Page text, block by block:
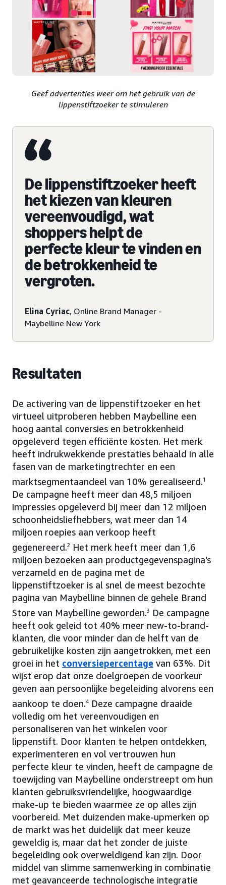
Geef advertenties weer om het gebruik van de
lippenstiftzoeker te stimuleren
De lippenstiftzoeker heeft
het kiezen van kleuren
vereenvoudigd, wat
shoppers helpt de
perfecte kleur te vinden en
de betrokkenheid te
vergroten.
Elina Cyriac, Online Brand Manager -
Maybelline New York
Resultaten
De activering van de lippenstiftzoeker en het
virtueel uitproberen hebben Maybelline een
hoog aantal conversies en betrokkenheid
opgeleverd tegen efficiënte kosten. Het merk
heeft indrukwekkende prestaties behaald in alle
fasen van de marketingtrechter en een
marktsegmentaandeel van 10% gerealiseerd.1
De campagne heeft meer dan 48,5 miljoen
impressies opgeleverd bij meer dan 12 miljoen
schoonheidsliefhebbers, wat meer dan 14
miljoen roepies aan verkoop heeft
gegenereerd.2
Het merk heeft meer dan 1,6
miljoen bezoeken aan productgegevenspagina's
verzameld en de pagina met de
lippenstiftzoeker is al snel de meest bezochte
pagina van Maybelline binnen de gehele Brand
Store van Maybelline geworden.3
De campagne
heeft ook geleid tot 40% meer new-to-brand-
klanten, die voor minder dan de helft van de
gebruikelijke kosten zijn aangetrokken, met een
groei in het conversiepercentage van 63%. Dit
wijst erop dat onze doelgroepen de voorkeur
geven aan persoonlijke begeleiding alvorens een
aankoop te doen.4 Deze campagne draaide
volledig om het vereenvoudigen en
personaliseren van het winkelen voor
lippenstift. Door klanten te helpen ontdekken,
experimenteren en vol vertrouwen hun
perfecte kleur te vinden, heeft de campagne de
toewijding van Maybelline onderstreept om hun
klanten gebruiksvriendelijke, hoogwaardige
make-up te bieden waarmee ze op alles zijn
voorbereid. Met duizenden make-upmerken op
de markt was het duidelijk dat meer keuze
geweldig is, maar dat het zonder de juiste
begeleiding ook overweldigend kan zijn. Door
middel van slimme samenwerking in combinatie
met geavanceerde technologische integratie